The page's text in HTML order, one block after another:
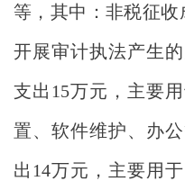
等，其中： 非税征收
开展审计执法产生
支出15万元，主要
置、软件维护、办
出14万元，主要用